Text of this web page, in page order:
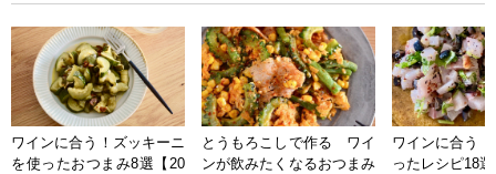
ワインに合う！ズッキーニ
を使ったおつまみ8選【20
とうもろこしで作る ワイ
ンが飲みたくなるおつまみ
ワインに合う
ったレシピ18